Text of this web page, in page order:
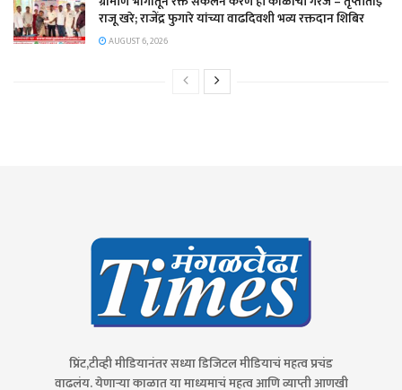
राजू खरे; राजेंद्र फुगारे यांच्या वाढदिवशी भव्य रक्तदान शिबिर
AUGUST 6, 2026
प्रिंट,टीव्ही मीडियानंतर सध्या डिजिटल मीडियाचं महत्व प्रचंड
वाढलंय. येणाऱ्या काळात या माध्यमाचं महत्व आणि व्याप्ती आणखी